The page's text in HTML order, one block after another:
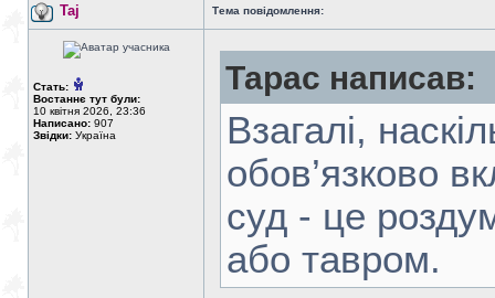
Taj Тема повідомлення:
Стать:
Востаннє тут були:
10 квітня 2026, 23:36
Написано: 907
Звідки: Україна
Тарас написав:
Взагалі,
обов’язково
суд - це
або тавром.